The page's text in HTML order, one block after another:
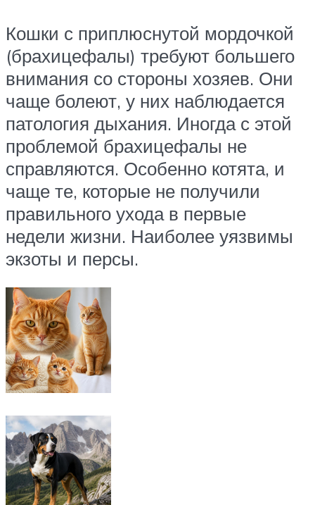
Кошки с приплюснутой мордочкой
(брахицефалы) требуют большего
внимания со стороны хозяев. Они
чаще болеют, у них наблюдается
патология дыхания. Иногда с этой
проблемой брахицефалы не
справляются. Особенно котята, и
чаще те, которые не получили
правильного ухода в первые
недели жизни. Наиболее уязвимы
экзоты и персы.